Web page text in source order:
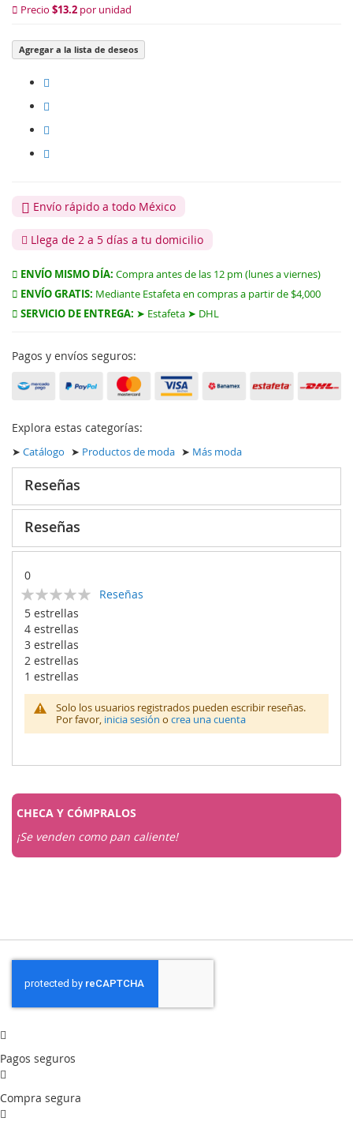
Precio $13.2 por unidad
Agregar a la lista de deseos
Envío rápido a todo México
Llega de 2 a 5 días a tu domicilio
ENVÍO MISMO DÍA: Compra antes de las 12 pm (lunes a viernes)
ENVÍO GRATIS: Mediante Estafeta en compras a partir de $4,000
SERVICIO DE ENTREGA: ➤ Estafeta ➤ DHL
Pagos y envíos seguros:
Explora estas categorías:
➤ Catálogo ➤ Productos de moda ➤ Más moda
Reseñas
Reseñas
0
Calificación:
% of100
Reseñas
5 estrellas
4 estrellas
3 estrellas
2 estrellas
1 estrellas
Solo los usuarios registrados pueden escribir reseñas.
Por favor, inicia sesión o crea una cuenta
CHECA Y CÓMPRALOS
¡Se venden como pan caliente!
Pagos seguros
Compra segura